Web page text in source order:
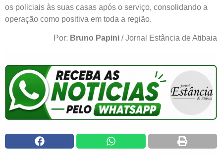
os policiais às suas casas após o serviço, consolidando a
operação como positiva em toda a região.
Por: Bruno Papini / Jornal Estância de Atibaia